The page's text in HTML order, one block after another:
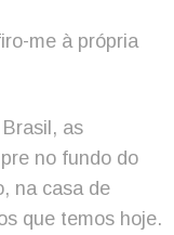
me à própria
as
no fundo do
na casa de
que temos hoje.